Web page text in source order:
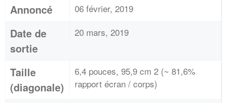
Annoncé 06 février, 2019
Date de
sortie
20 mars, 2019
Taille
(diagonale)
6,4 pouces, 95,9 cm 2 (~ 81,6%
rapport écran / corps)